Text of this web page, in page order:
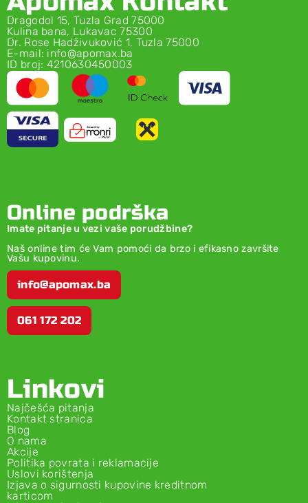
Dragodol 15, Tuzla Grad 75000
Kulina bana, Lukavac 75300
Dr. Rose Hadživuković 1, Tuzla 75000
E-mail: info@apomax.ba
ID broj: 4210630450003
Online podrška
Imate pitanje u vezi vaše porudžbine?
Naš online tim će Vam pomoći da brzo i efikasno završite
Vašu kupovinu.
info@apomax.ba
061 172 202
Linkovi
Najčešća pitanja
Kontakt stranica
Blog
O nama
Akcije
Politika povrata i reklamacije
Uslovi korištenja
Izjava o sigurnosti kupovine kreditnom
karticom